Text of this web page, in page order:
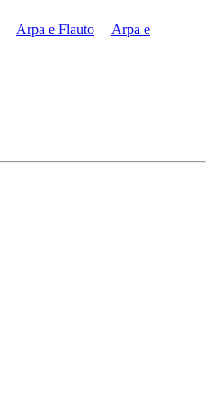
Arpa e Flauto
Arpa e